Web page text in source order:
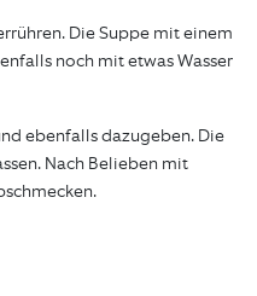
Die Suppe mit einem
noch mit etwas Wasser
ebenfalls dazugeben. Die
Nach Belieben mit